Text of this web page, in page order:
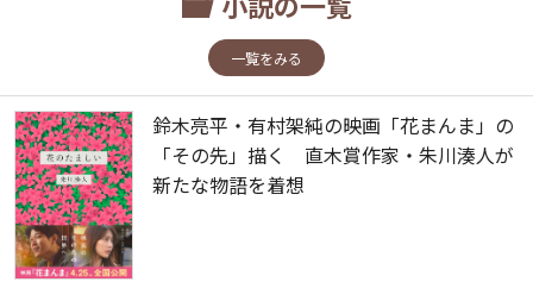
一覧をみる
鈴木亮平・有村架純の映画「花まんま」の
「その先」描く 直木賞作家・朱川湊人が
新たな物語を着想